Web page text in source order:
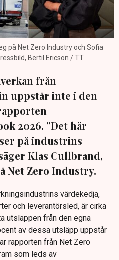
på Net Zero Industry och Sofia
Bertil Ericson / TT
från
uppstår inte i den
2026. ”Det här
på industrins
Klas Cullbrand,
Net Zero Industry.
värdekedja,
och leverantörsled, är cirka
utsläppen från den egna
av dessa utsläpp uppstår
rapporten från Net Zero
som leds av